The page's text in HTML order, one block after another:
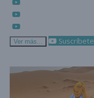
Ver más... Suscríbete